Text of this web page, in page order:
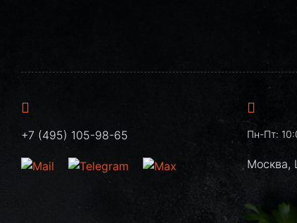
+7 (495) 105-98-65 Пн-Пт:
Москва,